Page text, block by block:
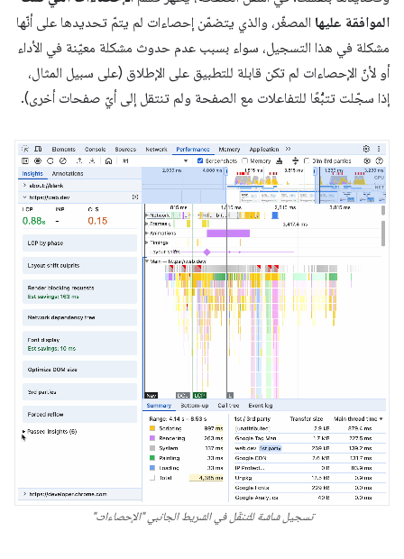
الموافقة عليها المصغّر، والذي يتضمّن إحصاءات لم يتمّ تحديدها على أنّها
مشكلة في هذا التسجيل، سواء بسبب عدم حدوث مشكلة معيّنة في الأداء
أو لأنّ الإحصاءات لم تكن قابلة للتطبيق على الإطلاق (على سبيل المثال،
إذا سجّلت تتبُّعًا للتفاعلات مع الصفحة ولم تنتقل إلى أيّ صفحات أخرى).
تسجيل شاشة للتنقّل في الشريط الجانبي "الإحصاءات"